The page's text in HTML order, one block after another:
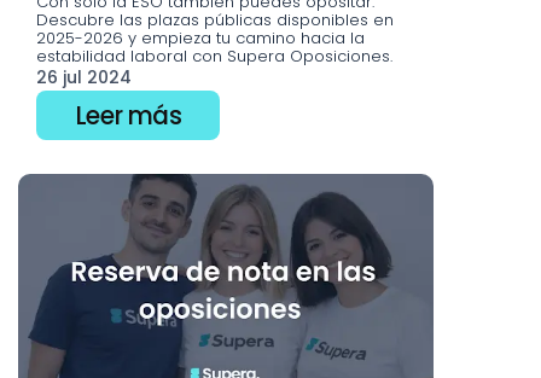
Descubre las plazas públicas disponibles en
2025-2026 y empieza tu camino hacia la
estabilidad laboral con Supera Oposiciones.
26 jul 2024
Leer más